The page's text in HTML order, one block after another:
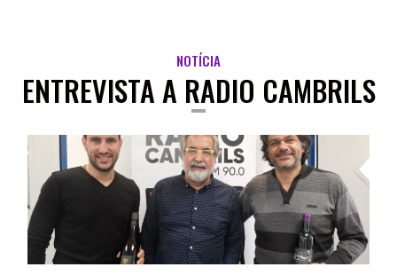
NOTÍCIA
ENTREVISTA A RADIO CAMBRILS